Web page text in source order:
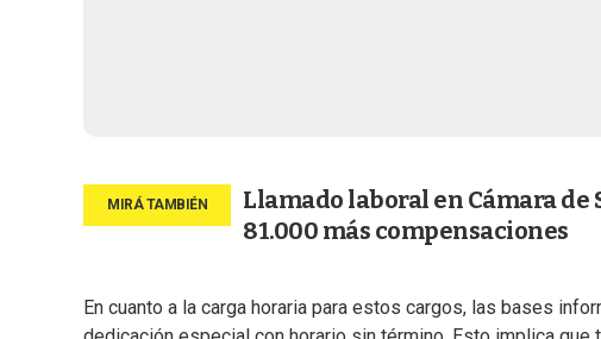
Llamado laboral en Cámara de
81.000 más compensaciones
En cuanto a la carga horaria para estos cargos, las bases